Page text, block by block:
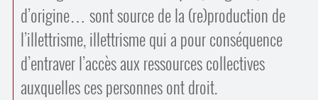
d’origine… sont source de la (re)production de
l’illettrisme, illettrisme qui a pour conséquence
d’entraver l’accès aux ressources collectives
auxquelles ces personnes ont droit.